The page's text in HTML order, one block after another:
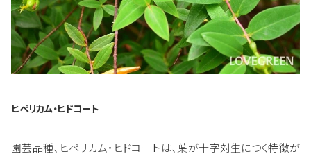
ヒペリカム・ヒドコート
園芸品種、ヒペリカム・ヒドコートは、葉が十字対生につく特徴が